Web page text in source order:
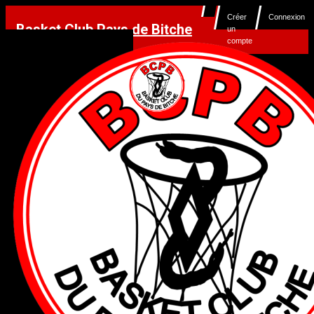
Basket Club Pays de Bitche
Créer
un
compte
Connexion
OUVERTURE DES
INSCRIPTIONS
2026/2027
01 juin 2026
14 juin 2026 à 20H28